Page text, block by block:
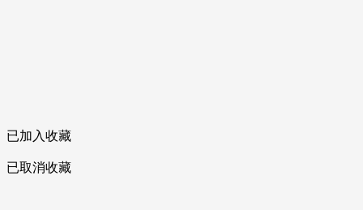
已加入收藏
已取消收藏